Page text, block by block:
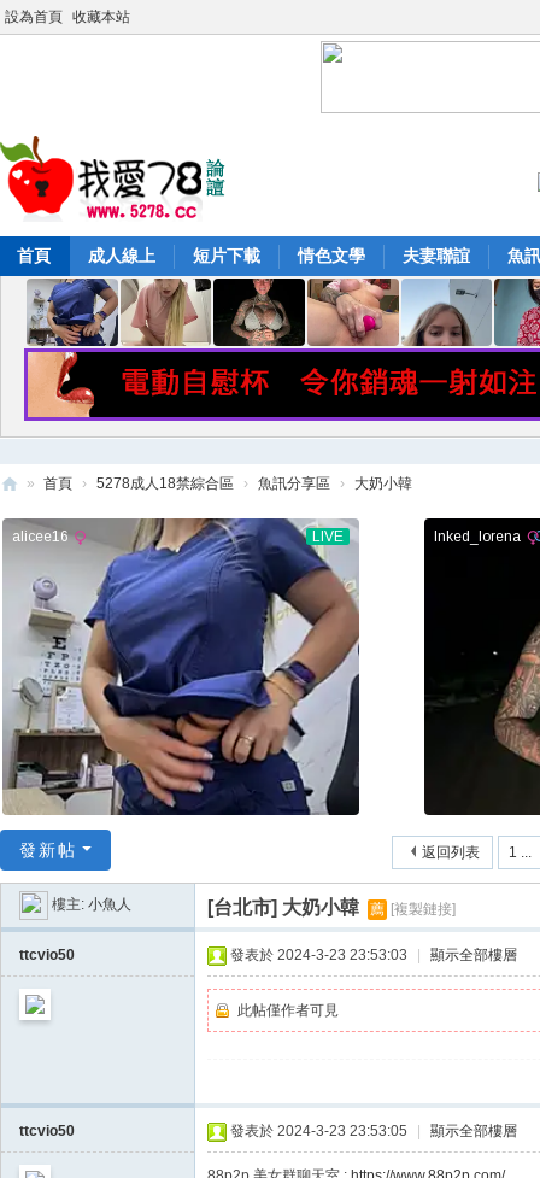
設為首頁 收藏本站
首頁 成人線上 短片下載 情色文學 夫妻聯誼 魚
52
論
壇
愛
78
壇
» 首頁 › 5278成人18禁綜合區 › 魚訊分享區 › 大奶小韓
1 ...
返回列表
發新帖
樓主: 小魚人 [台北市] 大奶小韓 薦 [複製鏈接]
ttcvio50 發表於 2024-3-23 23:53:03 顯示全部樓層
此帖僅作者可見
ttcvio50 發表於 2024-3-23 23:53:05 顯示全部樓層